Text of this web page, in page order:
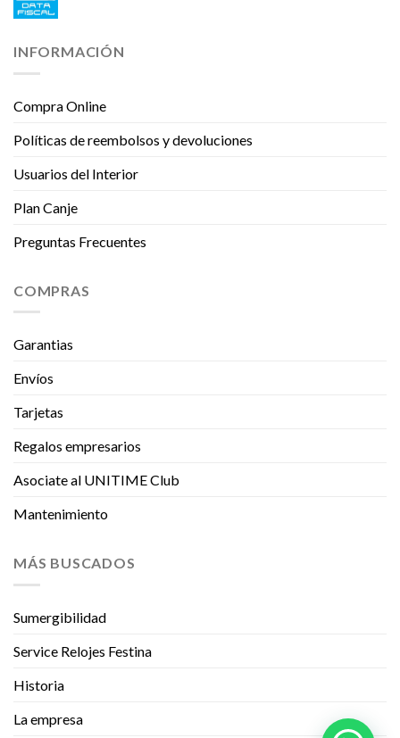
INFORMACIÓN
Compra Online
Políticas de reembolsos y devoluciones
Usuarios del Interior
Plan Canje
Preguntas Frecuentes
COMPRAS
Garantias
Envíos
Tarjetas
Regalos empresarios
Asociate al UNITIME Club
Mantenimiento
MÁS BUSCADOS
Sumergibilidad
Service Relojes Festina
Historia
La empresa